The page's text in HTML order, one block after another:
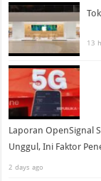
13
Laporan OpenSignal
Unggul, Ini Faktor
2 days ago